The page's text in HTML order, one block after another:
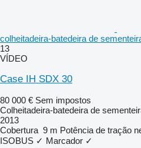
colheitadeira-batedeira de
13
VÍDEO
Case IH SDX 30
80 000 € Sem impostos
Colheitadeira-batedeira de
2013
Cobertura 9 m Potência de tração
ISOBUS ✓ Marcador ✓